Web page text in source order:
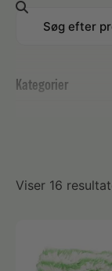
Kategorier
Viser 16